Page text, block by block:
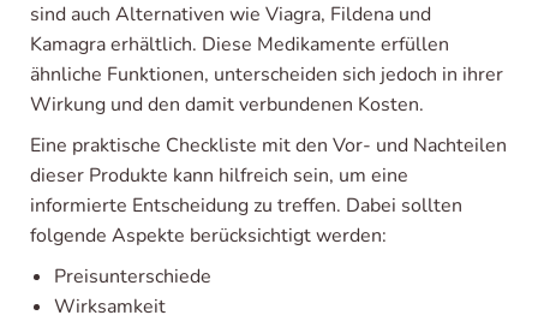
sind auch Alternativen wie Viagra, Fildena und
Kamagra erhältlich. Diese Medikamente erfüllen
ähnliche Funktionen, unterscheiden sich jedoch in ihrer
Wirkung und den damit verbundenen Kosten.
Eine praktische Checkliste mit den Vor- und Nachteilen
dieser Produkte kann hilfreich sein, um eine
informierte Entscheidung zu treffen. Dabei sollten
folgende Aspekte berücksichtigt werden:
Preisunterschiede
Wirksamkeit